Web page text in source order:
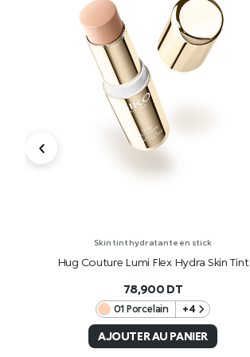
Skin tint hydratante en stick
Hug Couture Lumi Flex Hydra Skin Tint
78,900 DT
01 Porcelain +4
AJOUTER AU PANIER